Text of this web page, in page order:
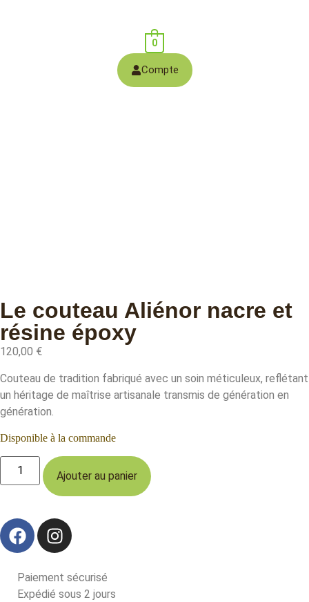
0
Compte
Le couteau Aliénor nacre et
résine époxy
120,00 €
Couteau de tradition fabriqué avec un soin méticuleux, reflétant
un héritage de maîtrise artisanale transmis de génération en
génération.
Disponible à la commande
Ajouter au panier
Paiement sécurisé
Expédié sous 2 jours